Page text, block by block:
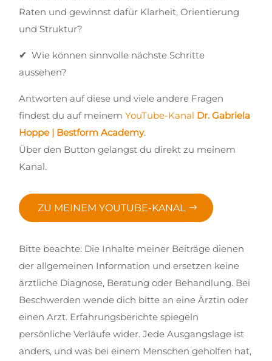
Raten und gewinnst dafür Klarheit, Orientierung
und Struktur?
✔ Wie können sinnvolle nächste Schritte
aussehen?
Antworten auf diese und viele andere Fragen
findest du auf meinemYouTube-Kanal Dr. Gabriela
Hoppe | Bestform Academy.
Über den Button gelangst du direkt zu meinem
Kanal.
ZU MEINEM YOUTUBE-KANAL
Bitte beachte: Die Inhalte meiner Beiträge dienen
der allgemeinen Information und ersetzen keine
ärztliche Diagnose, Beratung oder Behandlung. Bei
Beschwerden wende dich bitte an eine Ärztin oder
einen Arzt. Erfahrungsberichte spiegeln
persönliche Verläufe wider. Jede Ausgangslage ist
anders, und was bei einem Menschen geholfen hat,